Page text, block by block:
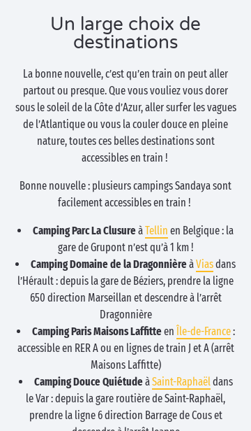
Un large choix de
destinations
La bonne nouvelle, c’est qu’en train on peut aller
partout ou presque. Que vous vouliez vous dorer
sous le soleil de la Côte d’Azur, aller surfer les vagues
de l’Atlantique ou vous la couler douce en pleine
nature, toutes ces belles destinations sont
accessibles en train !
Bonne nouvelle : plusieurs campings Sandaya sont
facilement accessibles en train !
Camping Parc La ClusureàTellin en Belgique : la
gare de Grupont n’est qu’à 1 km !
Camping Domaine de la DragonnièreàViasdans
l’Hérault : depuis la gare de Béziers, prendre la ligne
650 direction Marseillan et descendre à l’arrêt
Dragonnière
Camping Paris Maisons Laffitteen Île-de-France:
accessible en RER A ou en lignes de train J et A (arrêt
Maisons Laffitte)
Camping Douce QuiétudeàSaint-Raphaël dans
le Var : depuis la gare routière de Saint-Raphaël,
prendre la ligne 6 direction Barrage de Cous et